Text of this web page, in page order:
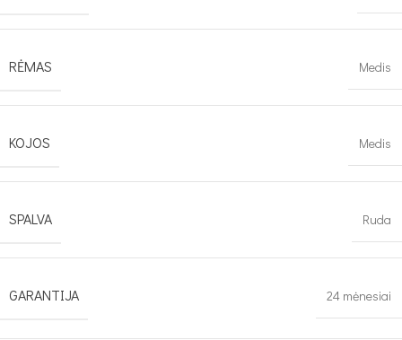
RĖMAS Medis
KOJOS Medis
SPALVA Ruda
GARANTIJA 24 mėnesiai